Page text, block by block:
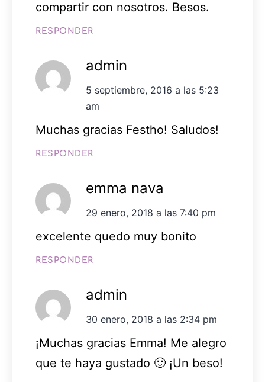
compartir con nosotros. Besos.
RESPONDER
admin
5 septiembre, 2016 a las 5:23
am
Muchas gracias Festho! Saludos!
RESPONDER
emma nava
29 enero, 2018 a las 7:40 pm
excelente quedo muy bonito
RESPONDER
admin
30 enero, 2018 a las 2:34 pm
¡Muchas gracias Emma! Me alegro
que te haya gustado 🙂 ¡Un beso!